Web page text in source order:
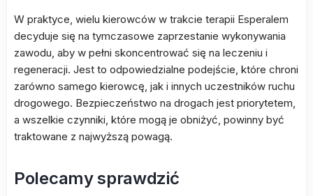
W praktyce, wielu kierowców w trakcie terapii Esperalem
decyduje się na tymczasowe zaprzestanie wykonywania
zawodu, aby w pełni skoncentrować się na leczeniu i
regeneracji. Jest to odpowiedzialne podejście, które chroni
zarówno samego kierowcę, jak i innych uczestników ruchu
drogowego. Bezpieczeństwo na drogach jest priorytetem,
a wszelkie czynniki, które mogą je obniżyć, powinny być
traktowane z najwyższą powagą.
Polecamy sprawdzić